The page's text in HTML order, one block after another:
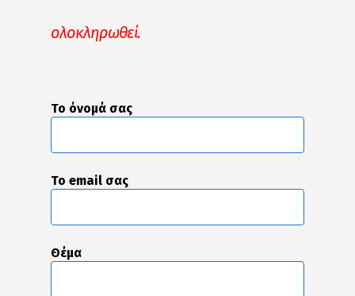
ολοκληρωθεί.
Το όνομά σας
Το email σας
Θέμα